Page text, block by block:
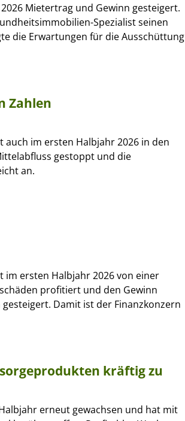
Mietertrag und Gewinn gesteigert.
Spezialist seinen
die Erwartungen für die Ausschüttung
Zahlen
auch im ersten Halbjahr 2026 in den
gestoppt und die
an.
im ersten Halbjahr 2026 von einer
profitiert und den Gewinn
Damit ist der Finanzkonzern
kräftig zu
erneut gewachsen und hat mit